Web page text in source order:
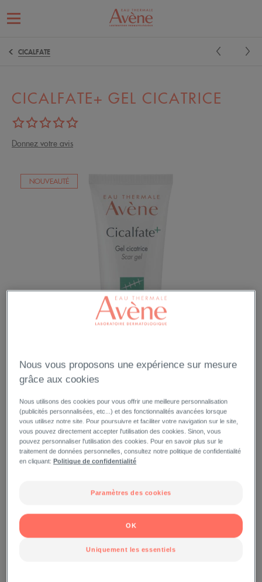
CICALFATE
CICALFATE+ GEL CICATRICE
Donnez votre avis
NOUVEAUTÉ
Nous vous proposons une expérience sur mesure
grâce aux cookies
Nous utilisons des cookies pour vous offrir une meilleure personnalisation
(publicités personnalisées, etc...) et des fonctionnalités avancées lorsque
vous utilisez notre site. Pour poursuivre et faciliter votre navigation sur le site,
vous pouvez directement accepter l'utilisation des cookies. Sinon, vous
pouvez personnaliser l'utilisation des cookies. Pour en savoir plus sur le
traitement de données personnelles, consultez notre politique de confidentialité
en cliquant: Politique de confidentialité
Paramètres des cookies
Uniquement les essentiels
OK